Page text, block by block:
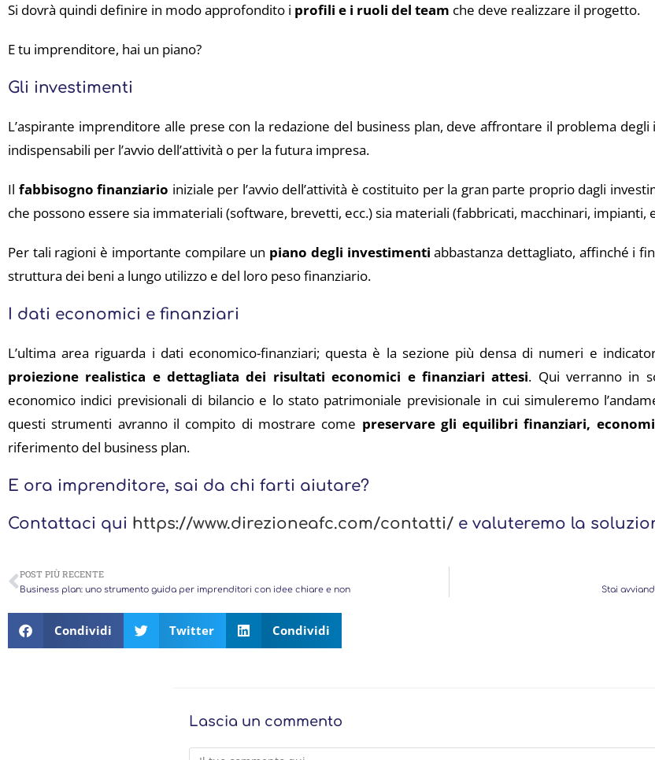
Si dovrà quindi definire in modo approfondito i profili e i ruoli del team che deve realizzare il progetto.
E tu imprenditore, hai un piano?
Gli investimenti
L’aspirante imprenditore alle prese con la redazione del business plan, deve affrontare il problema
indispensabili per l’avvio dell’attività o per la futura impresa.
Il fabbisogno finanziario iniziale per l’avvio dell’attività è costituito per la gran parte proprio dagli
che possono essere sia immateriali (software, brevetti, ecc.) sia materiali (fabbricati, macchinari, impianti,
Per tali ragioni è importante compilare un piano degli investimenti abbastanza dettagliato, affinché i
struttura dei beni a lungo utilizzo e del loro peso finanziario.
I dati economici e finanziari
L’ultima area riguarda i dati economico-finanziari; questa è la sezione più densa di numeri e
proiezione realistica e dettagliata dei risultati economici e finanziari attesi. Qui verranno in
economico indici previsionali di bilancio e lo stato patrimoniale previsionale in cui simuleremo
questi strumenti avranno il compito di mostrare come preservare gli equilibri finanziari,
riferimento del business plan.
E ora imprenditore, sai da chi farti aiutare?
Contattaci qui https://www.direzioneafc.com/contatti/ e valuteremo la
POST PIÙ RECENTE
Business plan: uno strumento guida per imprenditori con idee chiare e non Stai
Condividi Twitter Condividi
Lascia un commento